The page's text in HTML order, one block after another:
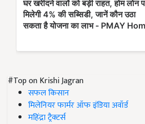
#Top on Krishi Jagran
सफल किसान
मिलेनियर फार्मर ऑफ इंडिया अवॉर्ड
महिंद्रा ट्रैक्टर्स